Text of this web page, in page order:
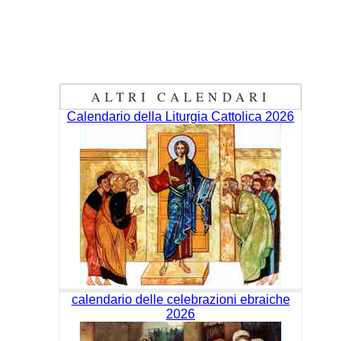
ALTRI CALENDARI
Calendario della Liturgia Cattolica 2026
calendario delle celebrazioni ebraiche
2026